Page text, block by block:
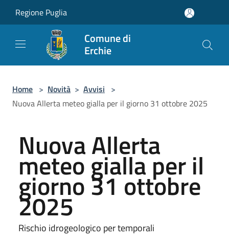
Regione Puglia
Comune di
Erchie
Home > Novità > Avvisi >
Nuova Allerta meteo gialla per il giorno 31 ottobre 2025
Nuova Allerta
meteo gialla per il
giorno 31 ottobre
2025
Rischio idrogeologico per temporali